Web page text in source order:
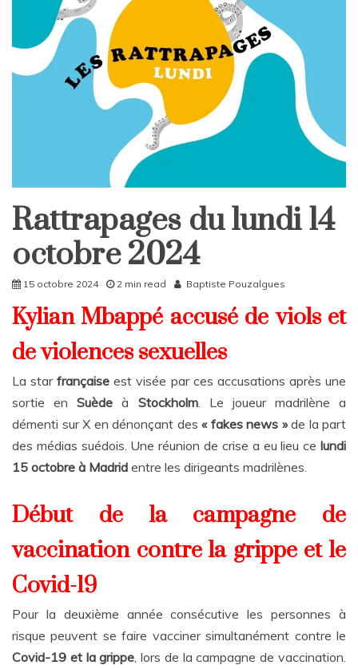
Rattrapages
Rattrapages
Rattrapages du lundi 14
octobre 2024
15 octobre 2024 2 min read Baptiste Pouzalgues
Kylian Mbappé accusé de viols et
de violences sexuelles
La starfrançaise est visée par ces accusations après une
sortie enSuède à Stockholm. Le joueur madrilène a
démenti sur X en dénonçant des « fakes news »de la part
des médias suédois. Une réunion de crise a eu lieu ce lundi
15 octobre à Madrid entre les dirigeants madrilènes.
Début de la campagne de
vaccination contre la grippe et le
Covid-19
Pour la deuxième année consécutive les personnes à
risque peuvent se faire vacciner simultanément contre le
Covid-19 et la grippe , lors de la campagne de vaccination.